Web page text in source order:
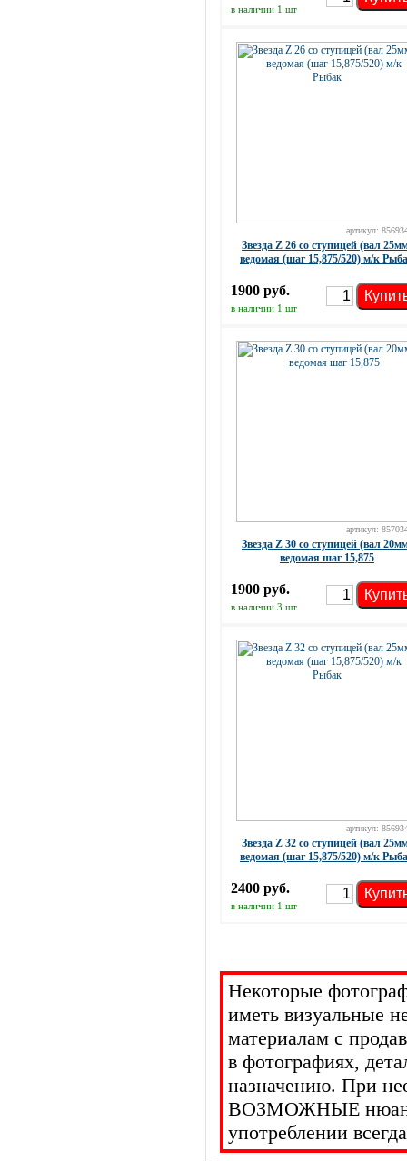
в наличии 1 шт
артикул:
Звезда Z 26 со ступицей (вал
ведомая (шаг 15,875/520) м/к
1900 руб.
в наличии 1 шт
артикул:
Звезда Z 30 со ступицей (вал
ведомая шаг 15,875
1900 руб.
в наличии 3 шт
артикул:
Звезда Z 32 со ступицей (вал
ведомая (шаг 15,875/520) м/к
2400 руб.
в наличии 1 шт
Некоторые
иметь визуальные
материалам с
в фотографиях,
назначению. При
ВОЗМОЖНЫЕ
употреблении